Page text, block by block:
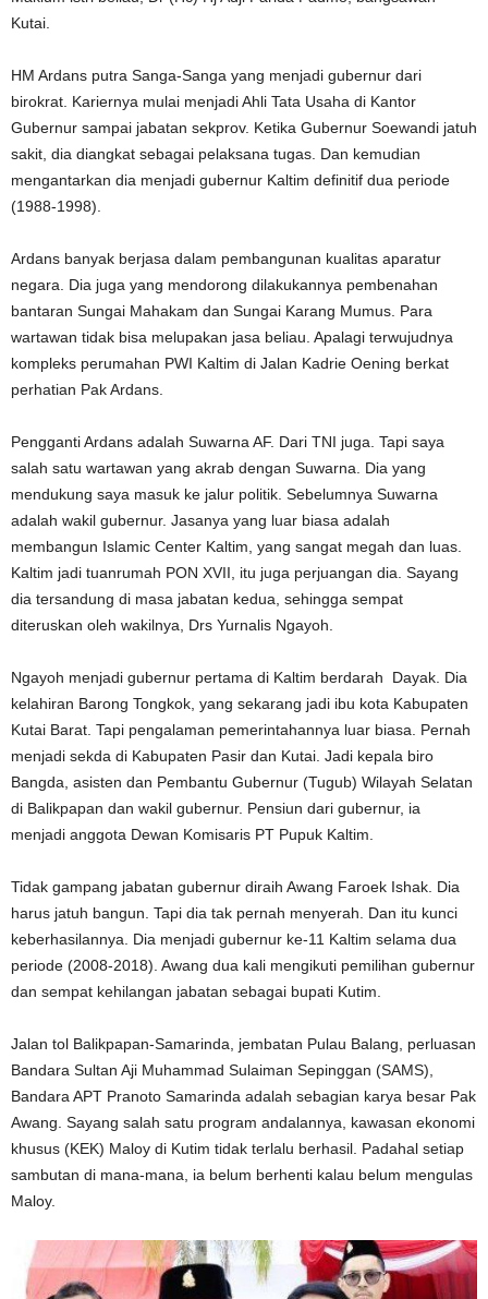
Kutai.
HM Ardans putra Sanga-Sanga yang menjadi gubernur dari
birokrat. Kariernya mulai menjadi Ahli Tata Usaha di Kantor
Gubernur sampai jabatan sekprov. Ketika Gubernur Soewandi jatuh
sakit, dia diangkat sebagai pelaksana tugas. Dan kemudian
mengantarkan dia menjadi gubernur Kaltim definitif dua periode
(1988-1998).
Ardans banyak berjasa dalam pembangunan kualitas aparatur
negara. Dia juga yang mendorong dilakukannya pembenahan
bantaran Sungai Mahakam dan Sungai Karang Mumus. Para
wartawan tidak bisa melupakan jasa beliau. Apalagi terwujudnya
kompleks perumahan PWI Kaltim di Jalan Kadrie Oening berkat
perhatian Pak Ardans.
Pengganti Ardans adalah Suwarna AF. Dari TNI juga. Tapi saya
salah satu wartawan yang akrab dengan Suwarna. Dia yang
mendukung saya masuk ke jalur politik. Sebelumnya Suwarna
adalah wakil gubernur. Jasanya yang luar biasa adalah
membangun Islamic Center Kaltim, yang sangat megah dan luas.
Kaltim jadi tuanrumah PON XVII, itu juga perjuangan dia. Sayang
dia tersandung di masa jabatan kedua, sehingga sempat
diteruskan oleh wakilnya, Drs Yurnalis Ngayoh.
Ngayoh menjadi gubernur pertama di Kaltim berdarah Dayak. Dia
kelahiran Barong Tongkok, yang sekarang jadi ibu kota Kabupaten
Kutai Barat. Tapi pengalaman pemerintahannya luar biasa. Pernah
menjadi sekda di Kabupaten Pasir dan Kutai. Jadi kepala biro
Bangda, asisten dan Pembantu Gubernur (Tugub) Wilayah Selatan
di Balikpapan dan wakil gubernur. Pensiun dari gubernur, ia
menjadi anggota Dewan Komisaris PT Pupuk Kaltim.
Tidak gampang jabatan gubernur diraih Awang Faroek Ishak. Dia
harus jatuh bangun. Tapi dia tak pernah menyerah. Dan itu kunci
keberhasilannya. Dia menjadi gubernur ke-11 Kaltim selama dua
periode (2008-2018). Awang dua kali mengikuti pemilihan gubernur
dan sempat kehilangan jabatan sebagai bupati Kutim.
Jalan tol Balikpapan-Samarinda, jembatan Pulau Balang, perluasan
Bandara Sultan Aji Muhammad Sulaiman Sepinggan (SAMS),
Bandara APT Pranoto Samarinda adalah sebagian karya besar Pak
Awang. Sayang salah satu program andalannya, kawasan ekonomi
khusus (KEK) Maloy di Kutim tidak terlalu berhasil. Padahal setiap
sambutan di mana-mana, ia belum berhenti kalau belum mengulas
Maloy.